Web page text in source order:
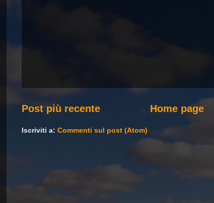
Post più recente Home page
Iscriviti a: Commenti sul post (Atom)